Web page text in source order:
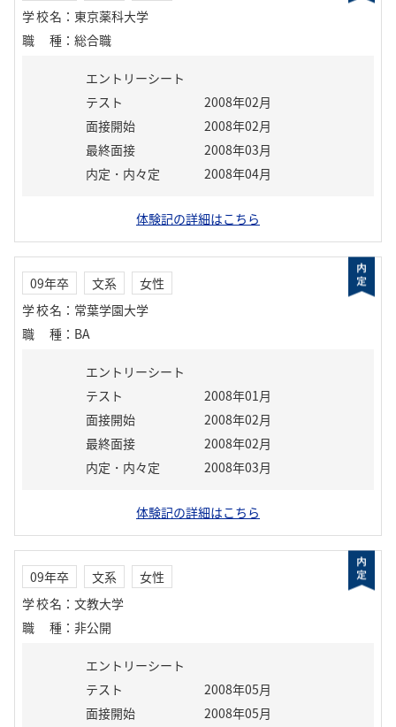
学校名 ： 東京薬科大学
職種 ： 総合職
エントリーシート
テスト
2008年02月
面接開始
2008年02月
最終面接
2008年03月
内定・内々定
2008年04月
体験記の詳細はこちら
09年卒 文系
女性
学校名 ： 常葉学園大学
職種 ： BA
エントリーシート
テスト
2008年01月
面接開始
2008年02月
最終面接
2008年02月
内定・内々定
2008年03月
体験記の詳細はこちら
09年卒 文系
女性
学校名 ： 文教大学
職種 ： 非公開
エントリーシート
テスト
2008年05月
面接開始
2008年05月